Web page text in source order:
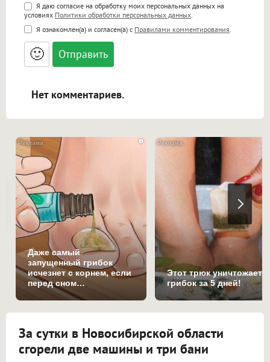
Поддержка HTML
<b>, <strong>, <u>, <i>, <em>, <s>, <big>,
<small>, <sup>, <sub>, <pre>, <ul>, <ol>, <li>,
<blockquote>, <code> экранирует HTML,
адреса URL автоматически становятся
ссылками, и [img]адрес[/img] будет
Я даю согласие на обработку моих персональных данных на
условиях Политики обработки персональных данных
Я ознакомлен(а) и согласен(а) с Правилами комментирования
🙂
Нет комментариев.
i
Даже самый
запущенный грибок
исчезнет с корнем, если
перед сном…
Этот трюк уничтожает
грибок за 5 дней!
За сутки в Новосибирской области
сгорели две машины и три бани